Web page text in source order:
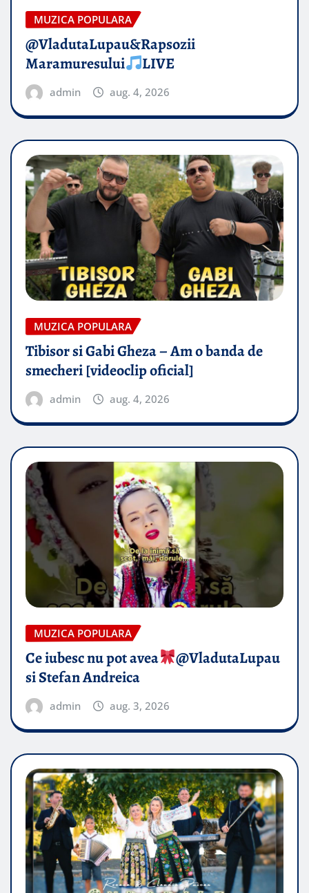
MUZICA POPULARA
@VladutaLupau&Rapsozii
Maramuresului
LIVE
admin aug. 4, 2026
MUZICA POPULARA
Tibisor si Gabi Gheza – Am o banda de
smecheri [videoclip oficial]
admin aug. 4, 2026
MUZICA POPULARA
Ce iubesc nu pot avea
​@VladutaLupau
si Stefan Andreica
admin aug. 3, 2026